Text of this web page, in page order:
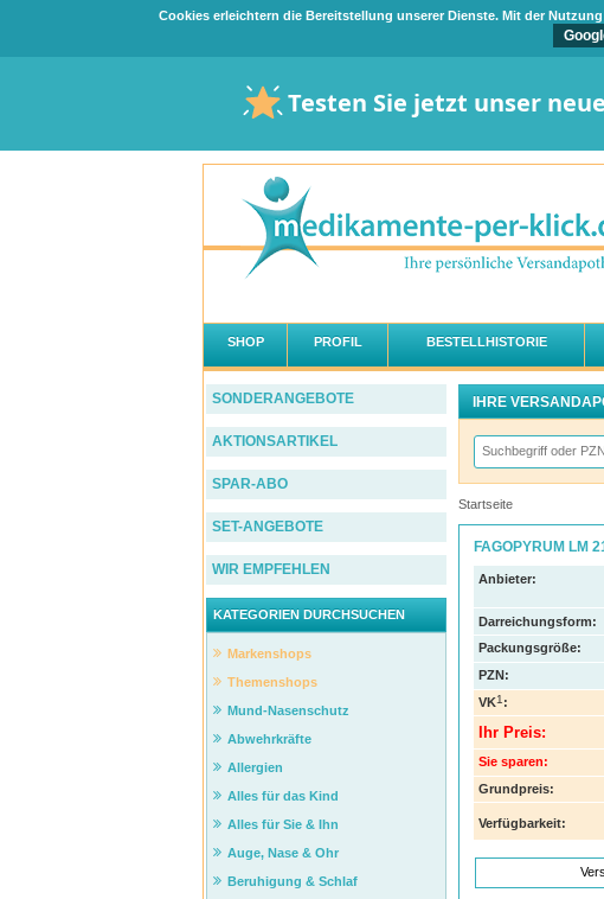
Cookies erleichtern die Bereitstellung unserer Dienste. Mit der
Testen Sie jetzt unser
SHOP PROFIL BESTELLHISTORIE
IHRE
Startseite
FAGOPYRUM LM
Anbieter:
Darreichungsform:
Packungsgröße:
PZN:
VK1:
Ihr Preis:
Sie sparen:
Grundpreis:
Verfügbarkeit:
SONDERANGEBOTE
AKTIONSARTIKEL
SPAR-ABO
SET-ANGEBOTE
WIR EMPFEHLEN
KATEGORIEN DURCHSUCHEN
Markenshops
Themenshops
Mund-Nasenschutz
Abwehrkräfte
Allergien
Alles für das Kind
Alles für Sie & Ihn
Auge, Nase & Ohr
Beruhigung & Schlaf